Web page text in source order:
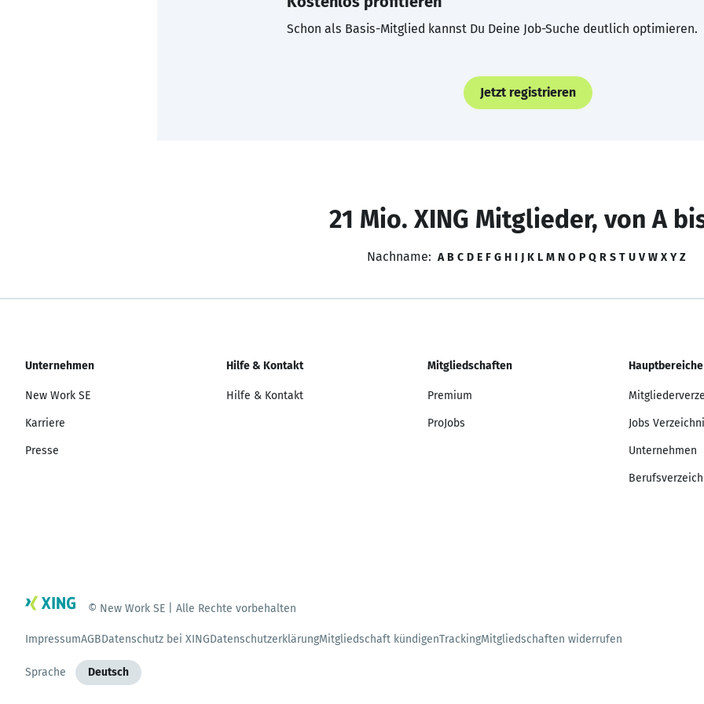
Schon als Basis-Mitglied kannst Du Deine Job-Suche deutlich optimieren.
Jetzt registrieren
21 Mio. XING Mitglieder, von A
Nachname: A B C D E F G H I J K L M N O P Q R S T U V W X Y Z
Unternehmen
New Work SE
Karriere
Presse
Hilfe & Kontakt
Hilfe & Kontakt
Mitgliedschaften
Premium
ProJobs
Hauptbereiche
Jobs
Unternehmen
© New Work SE | Alle Rechte vorbehalten
ImpressumAGBDatenschutz bei XINGDatenschutzerklärungMitgliedschaft kündigenTrackingMitgliedschaften widerrufen
Sprache Deutsch